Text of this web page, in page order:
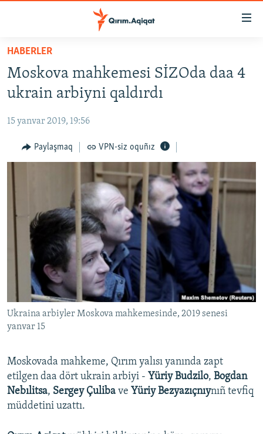
Esas
qaytmaq
Baş
qaytmaq
qaytmaq
HABERLER
SİYASET
CEMİYET
MEDENİYET
SÜRET
BLOGLAR
FİKİR
Русский
Українською
RFE/RS bütün saytları
HABERLER
Moskova mahkemesi SİZOda daa 4
ukrain arbiyni qaldırdı
15 yanvar 2019, 19:56
Paylaşmaq VPN-siz oquñız
Ukraina arbiyler Moskova mahkemesinde, 2019 senesi
yanvar 15
Moskovada mahkeme, Qırım yalısı yanında zapt
etilgen daa dört ukrain arbiyi - Yüriy Budzilo, Bogdan
Nebılitsa, Sergey Çuliba ve Yüriy Bezyazıçnıynıñ tevfiq
müddetini uzattı.